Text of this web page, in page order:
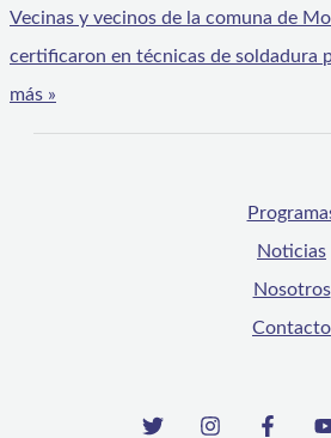
Vecinas y vecinos de la comuna de
certificaron en técnicas de soldadura
más »
Noticias
Nosotros
Contacto